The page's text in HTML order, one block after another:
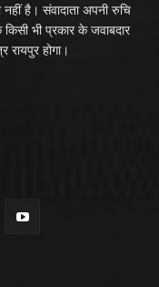
है। संवादाता अपनी रुचि
भी प्रकार के जवाबदार
रायपुर होगा।